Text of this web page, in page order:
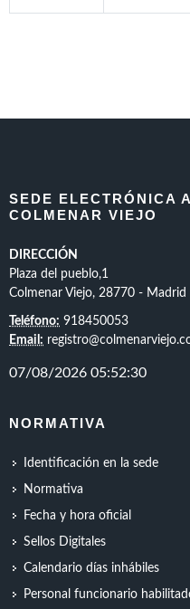
SEDE ELECTRÓNICA
COLMENAR VIEJO
DIRECCIÓN
Plaza del pueblo,1
Colmenar Viejo, 28770 - Madrid
Teléfono: 918450053
Email:
NORMATIVA
Identificación en la sede
Normativa
Fecha y hora oficial
Sellos Digitales
Calendario días inhábiles
Personal funcionario